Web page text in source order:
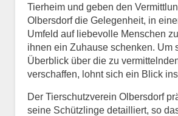
Tierheim und geben den
Olbersdorf die Gelegenheit, in
Umfeld auf liebevolle Menschen
ihnen ein Zuhause schenken. Um
Überblick über die zu
verschaffen, lohnt sich ein Blick
Der Tierschutzverein Olbersdorf
seine Schützlinge detailliert, so